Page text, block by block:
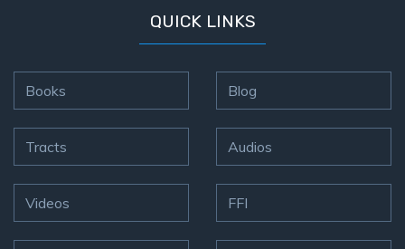
QUICK LINKS
Books
Tracts
Videos
Blog
Audios
FFI